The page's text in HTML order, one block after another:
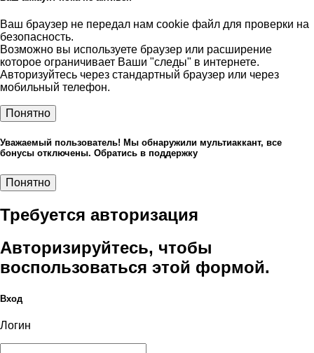
Ваш браузер не передал нам cookie файл для проверки на
безопасность.
Возможно вы используете браузер или расширение
которое ограничивает Ваши "следы" в интернете.
Авторизуйтесь через стандартный браузер или через
мобильный телефон.
Понятно
Уважаемый пользователь! Мы обнаружили мультиаккант, все
бонусы отключены. Обратись в поддержку
Понятно
Требуется авторизация
Авторизируйтесь, чтобы
воспользоваться этой формой.
Вход
Логин